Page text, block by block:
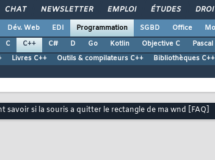
CHAT NEWSLETTER EMPLOI ÉTUDES
Dév. Web EDI Programmation SGBD Office
C C++ C# D Go Kotlin Objective C Pascal
Livres C++ Outils & compilateurs C++ Bibliothèques C++
savoir si la souris a quitter le rectangle de ma wnd [FAQ]